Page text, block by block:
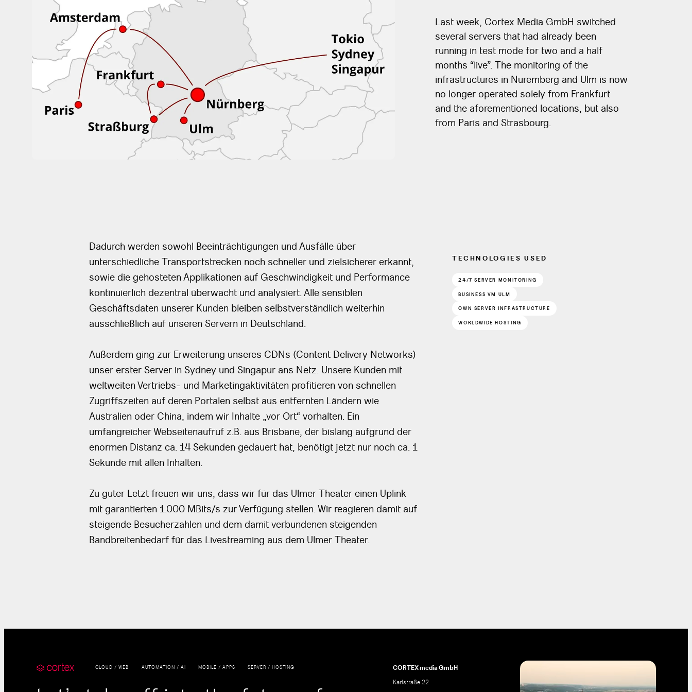
Last week, Cortex Media GmbH switched
several servers that had already been
running in test mode for two and a half
months “live”. The monitoring of the
infrastructures in Nuremberg and Ulm is now
no longer operated solely from Frankfurt
and the aforementioned locations, but also
from Paris and Strasbourg.
Dadurch werden sowohl Beeinträchtigungen und Ausfälle über
unterschiedliche Transportstrecken noch schneller und zielsicherer erkannt,
sowie die gehosteten Applikationen auf Geschwindigkeit und Performance
kontinuierlich dezentral überwacht und analysiert. Alle sensiblen
Geschäftsdaten unserer Kunden bleiben selbstverständlich weiterhin
ausschließlich auf unseren Servern in Deutschland.
Außerdem ging zur Erweiterung unseres CDNs (Content Delivery Networks)
unser erster Server in Sydney und Singapur ans Netz. Unsere Kunden mit
weltweiten Vertriebs- und Marketingaktivitäten profitieren von schnellen
Zugriffszeiten auf deren Portalen selbst aus entfernten Ländern wie
Australien oder China, indem wir Inhalte „vor Ort“ vorhalten. Ein
umfangreicher Webseitenaufruf z.B. aus Brisbane, der bislang aufgrund der
enormen Distanz ca. 14 Sekunden gedauert hat, benötigt jetzt nur noch ca. 1
Sekunde mit allen Inhalten.
Zu guter Letzt freuen wir uns, dass wir für das Ulmer Theater einen Uplink
mit garantierten 1.000 MBits/s zur Verfügung stellen. Wir reagieren damit auf
steigende Besucherzahlen und dem damit verbundenen steigenden
Bandbreitenbedarf für das Livestreaming aus dem Ulmer Theater.
TECHNOLOGIES USED
24/7 SERVER MONITORING
BUSINESS VM ULM
OWN SERVER INFRASTRUCTURE
WORLDWIDE HOSTING
CLOUD / WEB AUTOMATION / AI MOBILE / APPS SERVER / HOSTING CORTEX media GmbH
Karlstraße 22